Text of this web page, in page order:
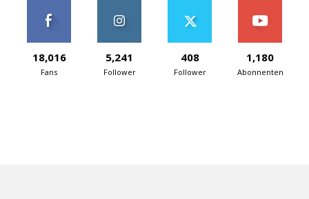
18,016
Fans
5,241
Follower
408
Follower
1,180
Abonnenten